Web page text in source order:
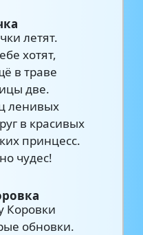
летят.
хотят,
в траве
две.
ленивых
в красивых
принцесс.
чудес!
Коровки
обновки.